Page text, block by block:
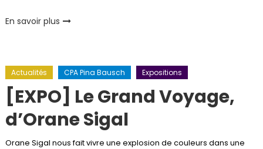
En savoir plus
Actualités CPA Pina Bausch Expositions
[EXPO] Le Grand Voyage,
d’Orane Sigal
Orane Sigal nous fait vivre une explosion de couleurs dans une